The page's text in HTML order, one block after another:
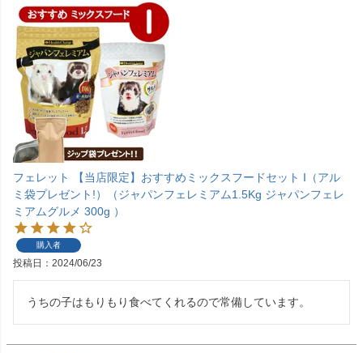
フェレット 【当店限定】おすすめミックスフードセット I（アル
ミ袋プレゼント!）（ジャパンフェレミアム1.5Kg ジャパンフェレ
ミアムグルメ 300g ）
購入者
投稿日 2024/06/23